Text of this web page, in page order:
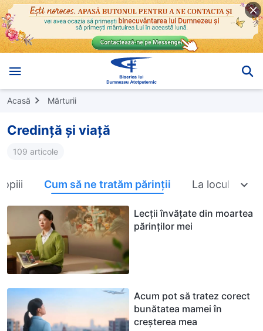
Acasă Mărturii
Credință și viață
109 articole
Cum să ne tratăm părinții La locul de
Lecții învățate din moartea
părinților mei
Acum pot să tratez corect
bunătatea mamei în
creșterea mea